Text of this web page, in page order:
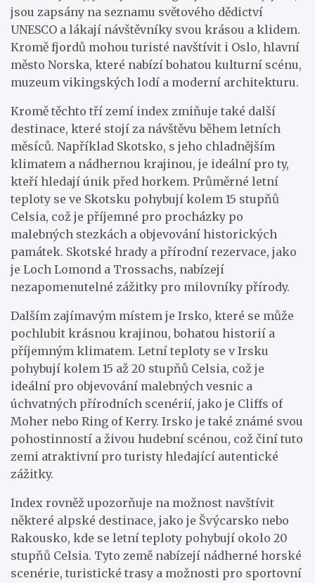
jsou zapsány na seznamu světového dědictví
UNESCO a lákají návštěvníky svou krásou a klidem.
Kromě fjordů mohou turisté navštívit i Oslo, hlavní
město Norska, které nabízí bohatou kulturní scénu,
muzeum vikingských lodí a moderní architekturu.
Kromě těchto tří zemí index zmiňuje také další
destinace, které stojí za návštěvu během letních
měsíců. Například Skotsko, s jeho chladnějším
klimatem a nádhernou krajinou, je ideální pro ty,
kteří hledají únik před horkem. Průměrné letní
teploty se ve Skotsku pohybují kolem 15 stupňů
Celsia, což je příjemné pro procházky po
malebných stezkách a objevování historických
památek. Skotské hrady a přírodní rezervace, jako
je Loch Lomond a Trossachs, nabízejí
nezapomenutelné zážitky pro milovníky přírody.
Dalším zajímavým místem je Irsko, které se může
pochlubit krásnou krajinou, bohatou historií a
příjemným klimatem. Letní teploty se v Irsku
pohybují kolem 15 až 20 stupňů Celsia, což je
ideální pro objevování malebných vesnic a
úchvatných přírodních scenérií, jako je Cliffs of
Moher nebo Ring of Kerry. Irsko je také známé svou
pohostinností a živou hudební scénou, což činí tuto
zemi atraktivní pro turisty hledající autentické
zážitky.
Index rovněž upozorňuje na možnost navštívit
některé alpské destinace, jako je Švýcarsko nebo
Rakousko, kde se letní teploty pohybují okolo 20
stupňů Celsia. Tyto země nabízejí nádherné horské
scenérie, turistické trasy a možnosti pro sportovní